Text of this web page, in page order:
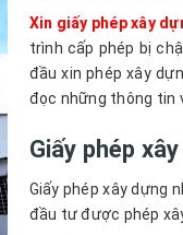
Xin giấy phép xây
trình cấp phép bị
đầu xin phép xây
đọc những thông tin
Giấy phép
Giấy phép xây dựng
đầu tư được phép